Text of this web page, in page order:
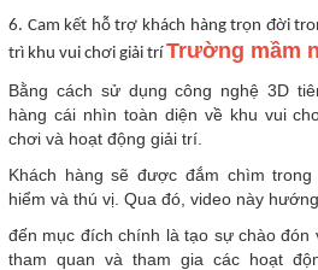
6. Cam kết hỗ trợ khách hàng trọn đời
trì khu vui chơi giải trí Trường mầm
Bằng cách sử dụng công nghệ 3D
hàng cái nhìn toàn diện về khu vui
chơi và hoạt động giải trí.
Khách hàng sẽ được đắm chìm
hiểm và thú vị. Qua đó, video này hướng
đến mục đích chính là tạo sự chào đón
tham quan và tham gia các hoạt